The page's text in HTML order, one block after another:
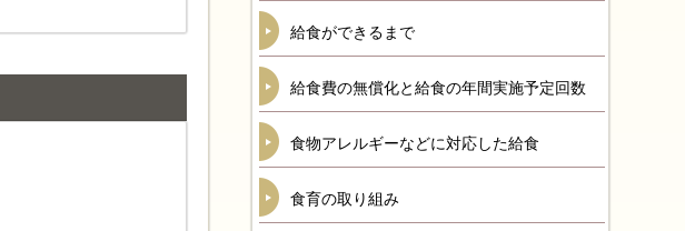
給食ができるまで
給食費の無償化と給食の年間実施予定回数
食物アレルギーなどに対応した給食
食育の取り組み